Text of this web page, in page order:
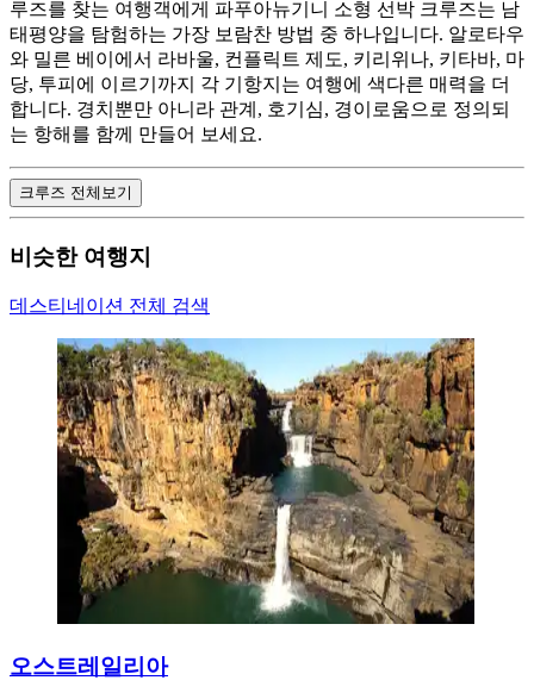
루즈를 찾는 여행객에게 파푸아뉴기니 소형 선박 크루즈는 남
태평양을 탐험하는 가장 보람찬 방법 중 하나입니다. 알로타우
와 밀른 베이에서 라바울, 컨플릭트 제도, 키리위나, 키타바, 마
당, 투피에 이르기까지 각 기항지는 여행에 색다른 매력을 더
합니다. 경치뿐만 아니라 관계, 호기심, 경이로움으로 정의되
는 항해를 함께 만들어 보세요.
크루즈 전체보기
비슷한 여행지
데스티네이션 전체 검색
오스트레일리아